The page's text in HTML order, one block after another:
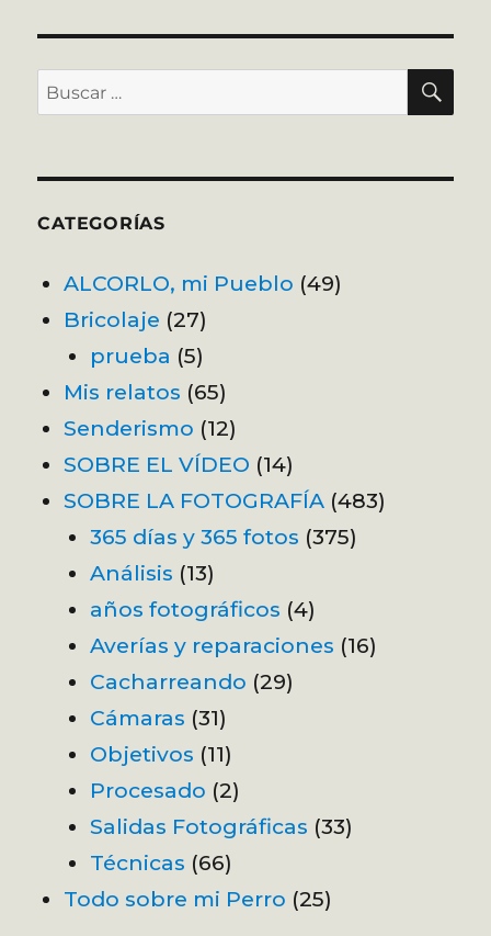
Buscar
por:
CATEGORÍAS
ALCORLO, mi Pueblo (49)
Bricolaje (27)
prueba (5)
Mis relatos (65)
Senderismo (12)
SOBRE EL VÍDEO (14)
SOBRE LA FOTOGRAFÍA (483)
365 días y 365 fotos (375)
Análisis (13)
años fotográficos (4)
Averías y reparaciones (16)
Cacharreando (29)
Cámaras (31)
Objetivos (11)
Procesado (2)
Salidas Fotográficas (33)
Técnicas (66)
Todo sobre mi Perro (25)